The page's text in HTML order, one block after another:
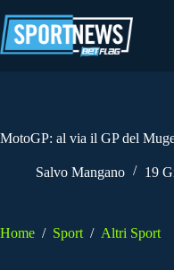
al
contenuto
MotoGP: al via il GP del
Salvo Mangano 19
Home / Sport / Altri Sport